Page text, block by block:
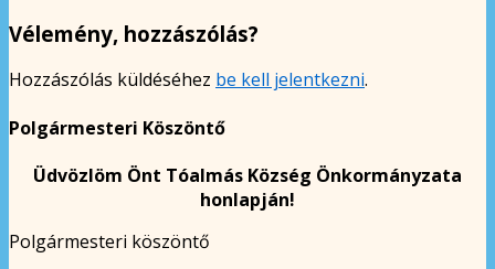
Vélemény, hozzászólás?
Hozzászólás küldéséhez be kell jelentkezni.
Polgármesteri Köszöntő
Üdvözlöm Önt Tóalmás Község Önkormányzata
honlapján!
Polgármesteri köszöntő